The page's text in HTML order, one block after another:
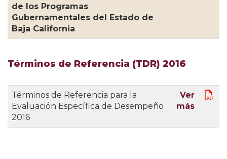
de los Programas
Gubernamentales del Estado de
Baja California
Términos de Referencia (TDR) 2016
Términos de Referencia para la
Evaluación Específica de Desempeño
2016
Ver
más